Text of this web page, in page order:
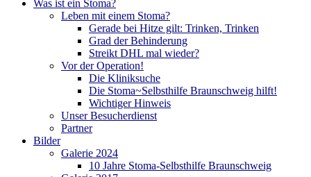
Was ist ein Stoma?
Leben mit einem Stoma?
Gerade bei Hitze gilt: Trinken, Trinken
Grad der Behinderung
Streikt DHL mal wieder?
Vor der Operation!
Die Kliniksuche
Die Stoma~Selbsthilfe Braunschweig hilft!
Wichtiger Hinweis
Unser Besucherdienst
Partner
Bilder
Galerie 2024
10 Jahre Stoma-Selbsthilfe Braunschweig